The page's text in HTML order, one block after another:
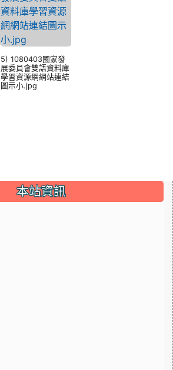
5) 1080403國家發
展委員會雙語資料庫
學習資源網網站連結
圖示小.jpg
本站資訊